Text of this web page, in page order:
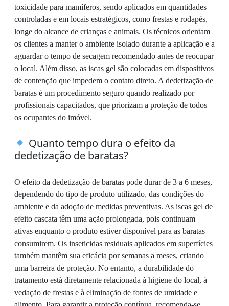
toxicidade para mamíferos, sendo aplicados em quantidades
controladas e em locais estratégicos, como frestas e rodapés,
longe do alcance de crianças e animais. Os técnicos orientam
os clientes a manter o ambiente isolado durante a aplicação e a
aguardar o tempo de secagem recomendado antes de reocupar
o local. Além disso, as iscas gel são colocadas em dispositivos
de contenção que impedem o contato direto. A dedetização de
baratas é um procedimento seguro quando realizado por
profissionais capacitados, que priorizam a proteção de todos
os ocupantes do imóvel.
Quanto tempo dura o efeito da
dedetização de baratas?
O efeito da dedetização de baratas pode durar de 3 a 6 meses,
dependendo do tipo de produto utilizado, das condições do
ambiente e da adoção de medidas preventivas. As iscas gel de
efeito cascata têm uma ação prolongada, pois continuam
ativas enquanto o produto estiver disponível para as baratas
consumirem. Os inseticidas residuais aplicados em superfícies
também mantêm sua eficácia por semanas a meses, criando
uma barreira de proteção. No entanto, a durabilidade do
tratamento está diretamente relacionada à higiene do local, à
vedação de frestas e à eliminação de fontes de umidade e